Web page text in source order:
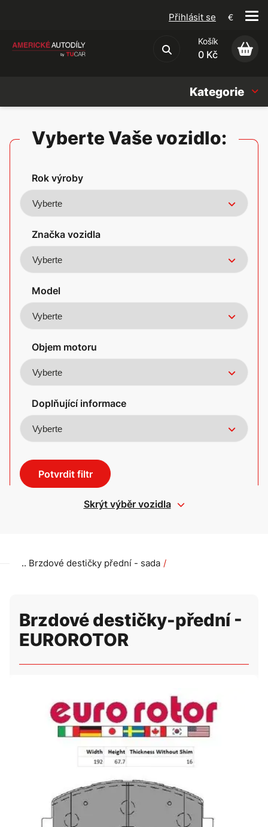
Obchodní podmínky
Přihlásit se €
Košík
0 Kč
Kategorie
Americké vozy
Vyberte Vaše vozidlo:
Rok výroby
Značka vozidla
Model
Objem motoru
Doplňující informace
Potvrdit filtr
Skrýt výběr vozidla
Brzdové destičky přední - sada
Brzdové destičky-přední -
EUROROTOR